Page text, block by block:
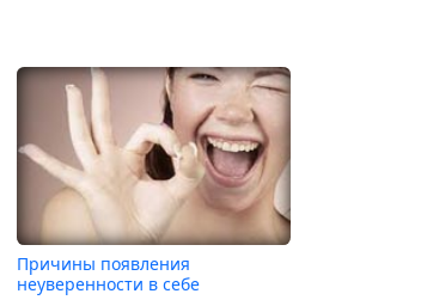
Причины появления
неуверенности в себе